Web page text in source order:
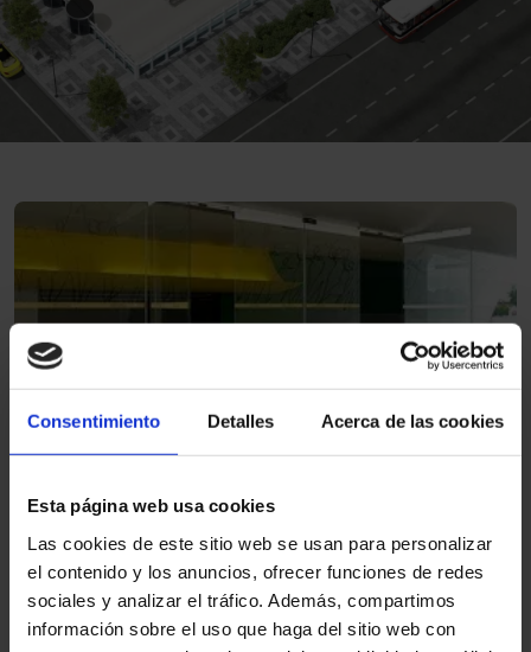
Consentimiento Detalles Acerca de las cookies
Esta página web usa cookies
Las cookies de este sitio web se usan para personalizar
el contenido y los anuncios, ofrecer funciones de redes
sociales y analizar el tráfico. Además, compartimos
información sobre el uso que haga del sitio web con
1
antipânico
Área de partidas